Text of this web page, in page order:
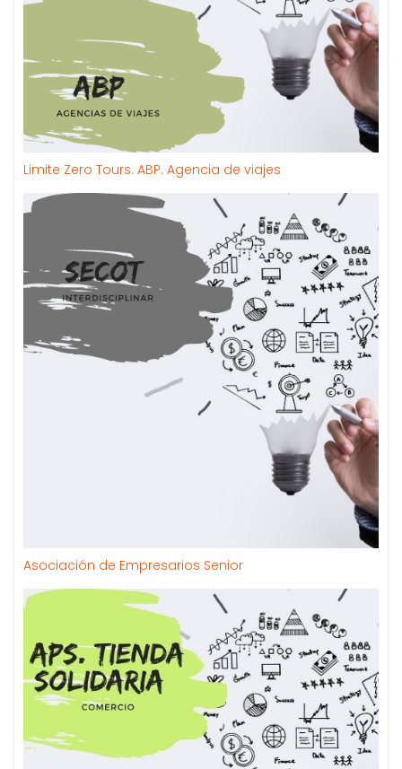
Limite Zero Tours. ABP. Agencia de viajes
Asociación de Empresarios Senior